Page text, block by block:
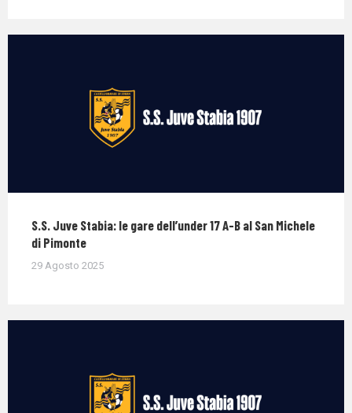
S.S. Juve Stabia: le gare dell’under 17 A-B al San Michele
di Pimonte
29 Agosto 2025